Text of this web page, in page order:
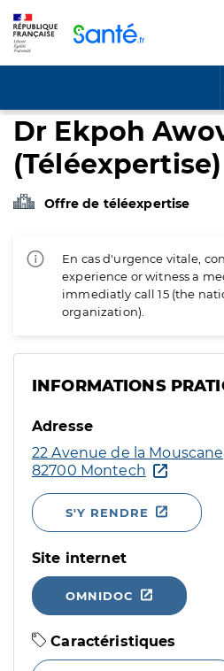
Dr Ekpoh
(Téléexpertise)
Offre de téléexpertise
En cas d'urgence vitale,
experience or witness a
immediatly call 15 (the
organization).
INFORMATIONS
Adresse
22 Avenue de la
82700 Montech
S'Y RENDRE
Site internet
OMNIDOC
Caractéristiques